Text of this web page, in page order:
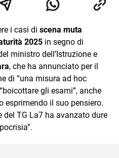
e quelle storie di
viaggi unici, cultura e lifestyle,
i casi di scena muta
2025 in segno di
ministro dell’Istruzione e
, che ha annunciato per il
di “una misura ad hoc
gli esami”, anche
esprimendo il suo pensiero.
TG La7 ha avanzato dure